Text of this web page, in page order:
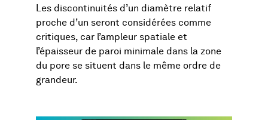
Les discontinuités d’un diamètre relatif
proche d’un seront considérées comme
critiques, car l’ampleur spatiale et
l’épaisseur de paroi minimale dans la zone
du pore se situent dans le même ordre de
grandeur.